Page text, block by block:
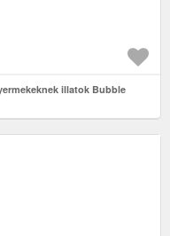
illatok Bubble